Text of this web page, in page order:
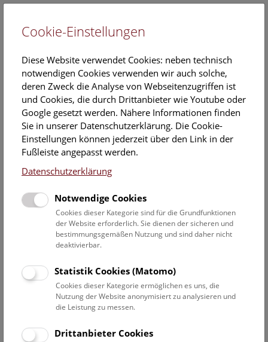
EN
Antimonit
Cookie-Einstellungen
Diese Website verwendet Cookies: neben technisch
notwendigen Cookies verwenden wir auch solche,
deren Zweck die Analyse von Webseitenzugriffen ist
und Cookies, die durch Drittanbieter wie Youtube oder
Google gesetzt werden. Nähere Informationen finden
Sie in unserer Datenschutzerklärung. Die Cookie-
Einstellungen können jederzeit über den Link in der
Fußleiste angepasst werden.
Datenschutzerklärung
Notwendige Cookies
Cookies dieser Kategorie sind für die Grundfunktionen
der Website erforderlich. Sie dienen der sicheren und
bestimmungsgemäßen Nutzung und sind daher nicht
deaktivierbar.
Statistik Cookies (Matomo)
Cookies dieser Kategorie ermöglichen es uns, die
Nutzung der Website anonymisiert zu analysieren und
die Leistung zu messen.
Drittanbieter Cookies